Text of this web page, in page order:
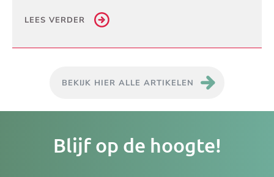
LEES VERDER
BEKIJK HIER ALLE ARTIKELEN
Blijf op de hoogte!